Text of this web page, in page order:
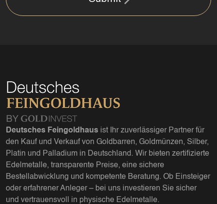
Deutsches Feingoldhaus ist Ihr zuverlässiger Partner für
den Kauf und Verkauf von Goldbarren, Goldmünzen, Silber,
Platin und Palladium in Deutschland. Wir bieten zertifizierte
Edelmetalle, transparente Preise, eine sichere
Bestellabwicklung und kompetente Beratung. Ob Einsteiger
oder erfahrener Anleger – bei uns investieren Sie sicher
und vertrauensvoll in physische Edelmetalle.